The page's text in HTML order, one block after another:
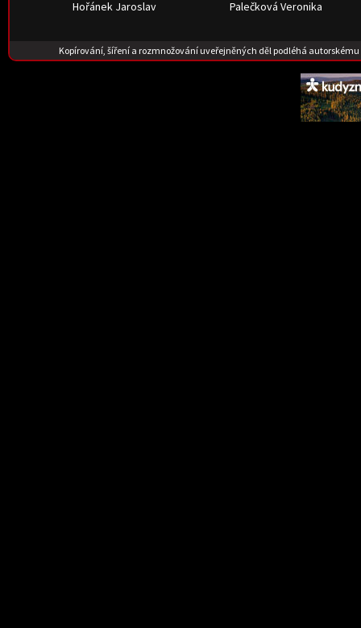
Hořánek Jaroslav Palečková Veronika
Kopírování, šíření a rozmnožování uveřejněných děl podléhá autorskému